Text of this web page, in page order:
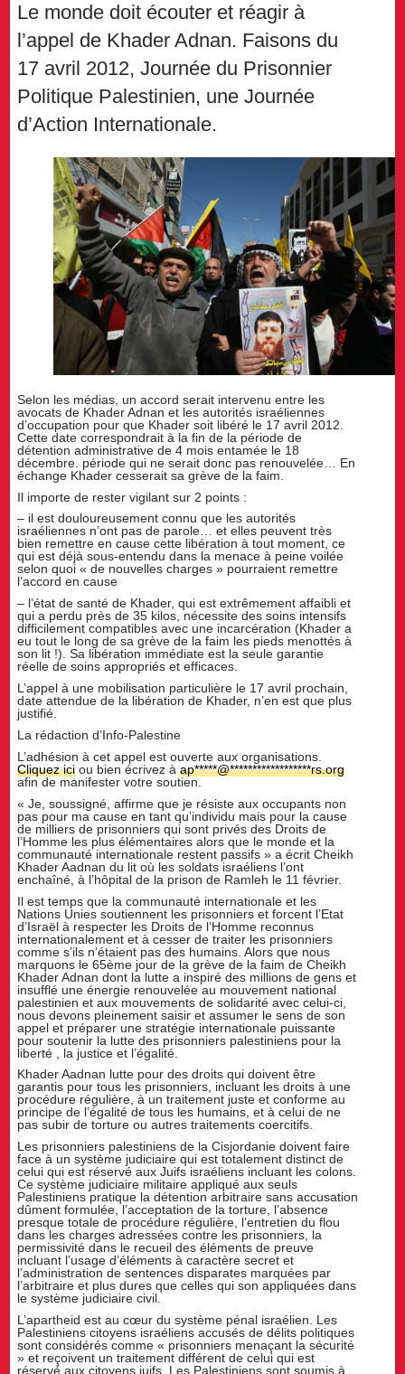
Le monde doit écouter et réagir à
l’appel de Khader Adnan. Faisons du
17 avril 2012, Journée du Prisonnier
Politique Palestinien, une Journée
d’Action Internationale.
Selon les médias, un accord serait intervenu entre les
avocats de Khader Adnan et les autorités israéliennes
d’occupation pour que Khader soit libéré le 17 avril 2012.
Cette date correspondrait à la fin de la période de
détention administrative de 4 mois entamée le 18
décembre. période qui ne serait donc pas renouvelée… En
échange Khader cesserait sa grève de la faim.
Il importe de rester vigilant sur 2 points :
– il est douloureusement connu que les autorités
israéliennes n’ont pas de parole… et elles peuvent très
bien remettre en cause cette libération à tout moment, ce
qui est déjà sous-entendu dans la menace à peine voilée
selon quoi « de nouvelles charges » pourraient remettre
l’accord en cause
– l’état de santé de Khader, qui est extrêmement affaibli et
qui a perdu près de 35 kilos, nécessite des soins intensifs
difficilement compatibles avec une incarcération (Khader a
eu tout le long de sa grève de la faim les pieds menottés à
son lit !). Sa libération immédiate est la seule garantie
réelle de soins appropriés et efficaces.
L’appel à une mobilisation particulière le 17 avril prochain,
date attendue de la libération de Khader, n’en est que plus
justifié.
La rédaction d’Info-Palestine
L’adhésion à cet appel est ouverte aux organisations.
Cliquez ici ou bien écrivez àap*****@******************rs.org
afin de manifester votre soutien.
« Je, soussigné, affirme que je résiste aux occupants non
pas pour ma cause en tant qu’individu mais pour la cause
de milliers de prisonniers qui sont privés des Droits de
l’Homme les plus élémentaires alors que le monde et la
communauté internationale restent passifs » a écrit Cheikh
Khader Aadnan du lit où les soldats israéliens l’ont
enchaîné, à l’hôpital de la prison de Ramleh le 11 février.
Il est temps que la communauté internationale et les
Nations Unies soutiennent les prisonniers et forcent l’Etat
d’Israël à respecter les Droits de l’Homme reconnus
internationalement et à cesser de traiter les prisonniers
comme s’ils n’étaient pas des humains. Alors que nous
marquons le 65ème jour de la grève de la faim de Cheikh
Khader Adnan dont la lutte a inspiré des millions de gens et
insufflé une énergie renouvelée au mouvement national
palestinien et aux mouvements de solidarité avec celui-ci,
nous devons pleinement saisir et assumer le sens de son
appel et préparer une stratégie internationale puissante
pour soutenir la lutte des prisonniers palestiniens pour la
liberté , la justice et l’égalité.
Khader Aadnan lutte pour des droits qui doivent être
garantis pour tous les prisonniers, incluant les droits à une
procédure régulière, à un traitement juste et conforme au
principe de l’égalité de tous les humains, et à celui de ne
pas subir de torture ou autres traitements coercitifs.
Les prisonniers palestiniens de la Cisjordanie doivent faire
face à un système judiciaire qui est totalement distinct de
celui qui est réservé aux Juifs israéliens incluant les colons.
Ce système judiciaire militaire appliqué aux seuls
Palestiniens pratique la détention arbitraire sans accusation
dûment formulée, l’acceptation de la torture, l’absence
presque totale de procédure régulière, l’entretien du flou
dans les charges adressées contre les prisonniers, la
permissivité dans le recueil des éléments de preuve
incluant l’usage d’éléments à caractère secret et
l’administration de sentences disparates marquées par
l’arbitraire et plus dures que celles qui son appliquées dans
le système judiciaire civil.
L’apartheid est au cœur du système pénal israélien. Les
Palestiniens citoyens israéliens accusés de délits politiques
sont considérés comme « prisonniers menaçant la sécurité
» et reçoivent un traitement différent de celui qui est
réservé aux citoyens juifs. Les Palestiniens sont soumis à